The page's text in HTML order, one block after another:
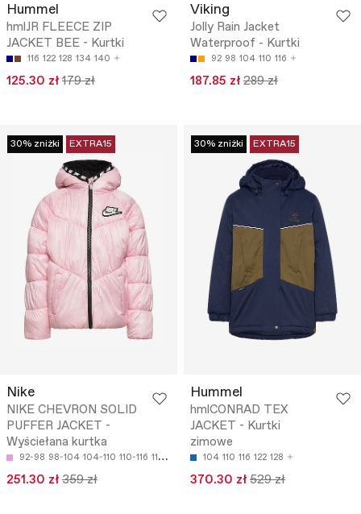
Hummel
hmlJR FLEECE ZIP
JACKET BEE - Kurtki
116 122 128 134 140
125.30 zł 179 zł
Viking
Jolly Rain Jacket
Waterproof - Kurtki
92 98 104 110 116
187.85 zł 289 zł
30% zniżki EXTRA15
Nike
NIKE CHEVRON SOLID
PUFFER JACKET -
Wyściełana kurtka
92-98 98-104 104-110 110-116 116-122
251.30 zł 359 zł
30% zniżki EXTRA15
Hummel
hmlCONRAD TEX
JACKET - Kurtki
zimowe
104 110 116 122 128
370.30 zł 529 zł